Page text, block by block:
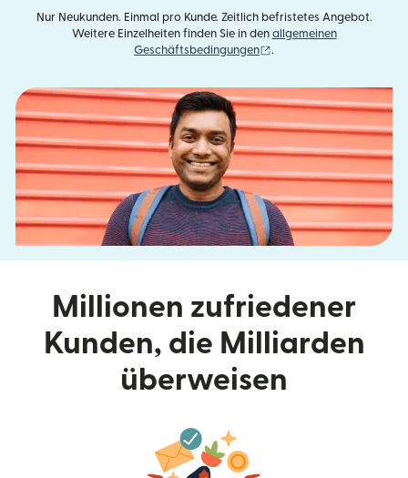
Nur Neukunden. Einmal pro Kunde. Zeitlich befristetes Angebot.
Weitere Einzelheiten finden Sie in den allgemeinen
Geschäftsbedingungen
.
Millionen zufriedener
Kunden, die Milliarden
überweisen